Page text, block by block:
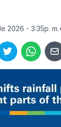
2026 - 3:35p. m.